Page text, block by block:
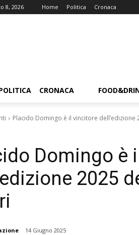
8, 2026 Home Politica Cronaca
CRONACA
Placido Domingo è il vincitore dell’edizione
Domingo è
2025
14 Giugno 2025